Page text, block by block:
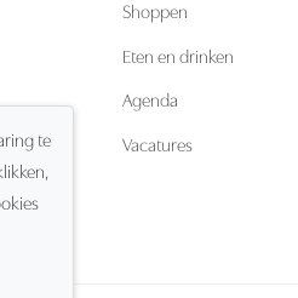
Shoppen
Eten en drinken
Agenda
Vacatures
te